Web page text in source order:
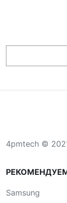
4pmtech ©
Samsung